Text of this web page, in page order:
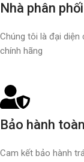
Nhà phân
Chúng tôi là đại
chính hãng
Bảo hành
Cam kết bảo hành